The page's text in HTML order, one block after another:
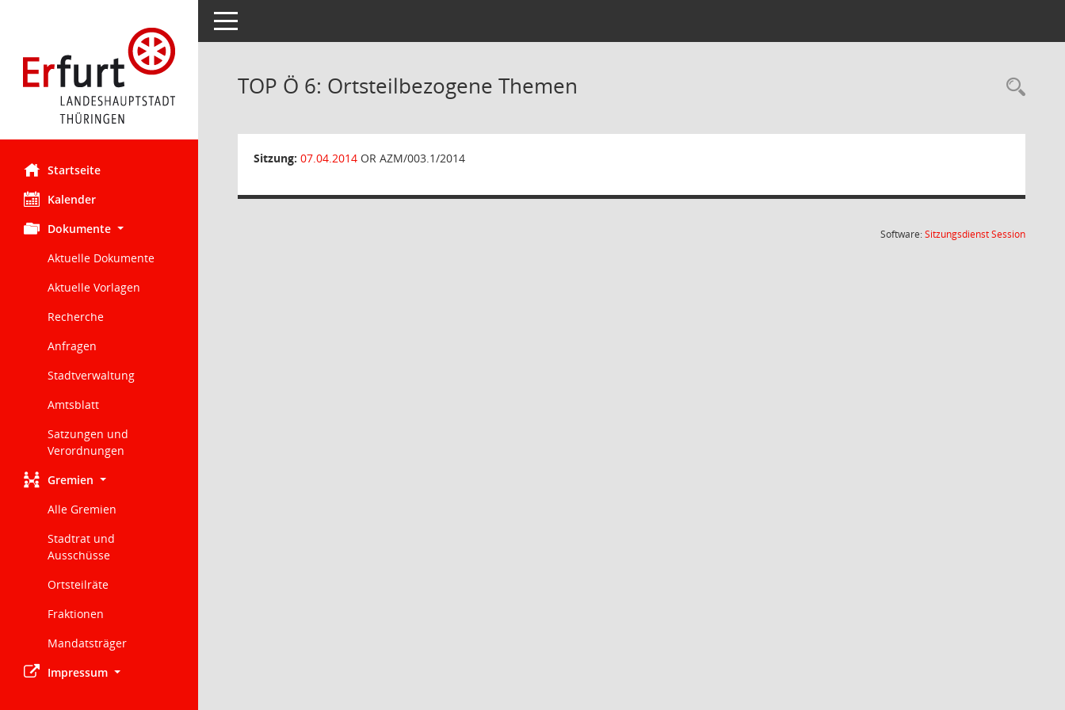
Startseite
Kalender
Dokumente
Aktuelle Dokumente
Aktuelle Vorlagen
Recherche
Anfragen
Stadtverwaltung
Amtsblatt
Satzungen und
Verordnungen
Gremien
Alle Gremien
Stadtrat und
Ausschüsse
Ortsteilräte
Fraktionen
Mandatsträger
Impressum
Toggle navigation
TOP Ö 6: Ortsteilbezogene Themen
Sitzung: 07.04.2014 OR AZM/003.1/2014
Software:SitzungsdienstSession(Wird in